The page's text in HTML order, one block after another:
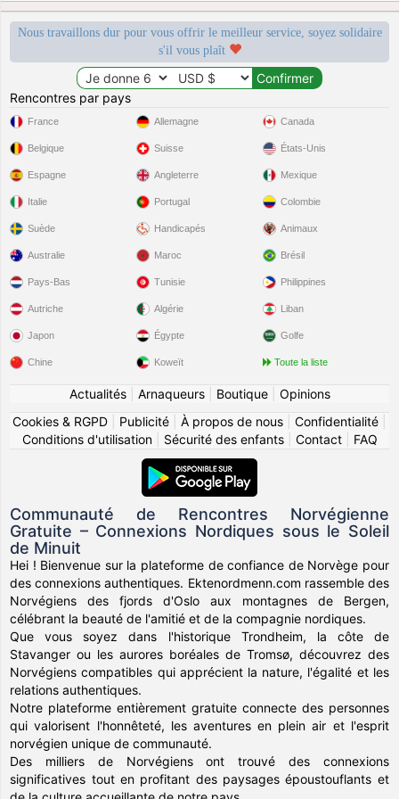
Nous travaillons dur pour vous offrir le meilleur service, soyez solidaire
s'il vous plaît
Rencontres par pays
France
Belgique
Espagne
Italie
Suède
Allemagne
Suisse
Angleterre
Portugal
Handicapés
Canada
États-Unis
Mexique
Colombie
Animaux
Australie
Pays-Bas
Autriche
Japon
Chine
Maroc
Tunisie
Algérie
Égypte
Koweït
Brésil
Philippines
Liban
Golfe
Toute la liste
Actualités| Arnaqueurs| Boutique| Opinions
Cookies & RGPD
Publicité À propos de nous Confidentialité
Conditions d'utilisation| Sécurité des enfants| Contact| FAQ
Communauté de Rencontres Norvégienne
Gratuite – Connexions Nordiques sous le Soleil
de Minuit
Hei ! Bienvenue sur la plateforme de confiance de Norvège pour
des connexions authentiques. Ektenordmenn.com rassemble des
Norvégiens des fjords d'Oslo aux montagnes de Bergen,
célébrant la beauté de l'amitié et de la compagnie nordiques.
Que vous soyez dans l'historique Trondheim, la côte de
Stavanger ou les aurores boréales de Tromsø, découvrez des
Norvégiens compatibles qui apprécient la nature, l'égalité et les
relations authentiques.
Notre plateforme entièrement gratuite connecte des personnes
qui valorisent l'honnêteté, les aventures en plein air et l'esprit
norvégien unique de communauté.
Des milliers de Norvégiens ont trouvé des connexions
significatives tout en profitant des paysages époustouflants et